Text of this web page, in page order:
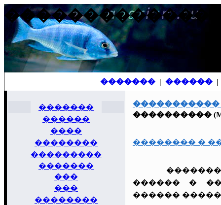
��������������
������� | ������
�������
������
����
��������
���������
�������
���
���
��������
����������
�������� �
������ �
������